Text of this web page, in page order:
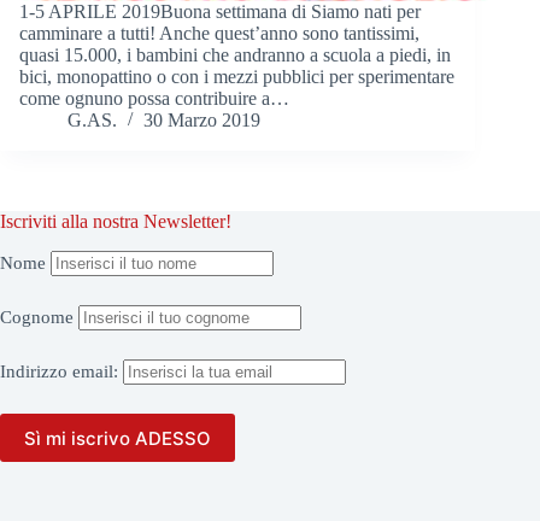
1-5 APRILE 2019Buona settimana di Siamo nati per
camminare a tutti! Anche quest’anno sono tantissimi,
quasi 15.000, i bambini che andranno a scuola a piedi, in
bici, monopattino o con i mezzi pubblici per sperimentare
come ognuno possa contribuire a…
G.AS.
30 Marzo 2019
Iscriviti alla nostra Newsletter!
Nome
Cognome
Indirizzo email: